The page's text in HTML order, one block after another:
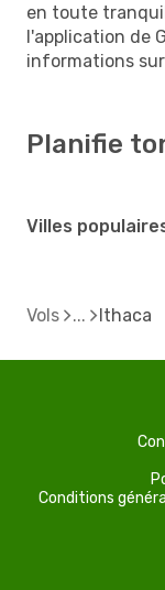
en toute
l'application de
informations
Planifie
Villes
Vols Ithaca
Conditions